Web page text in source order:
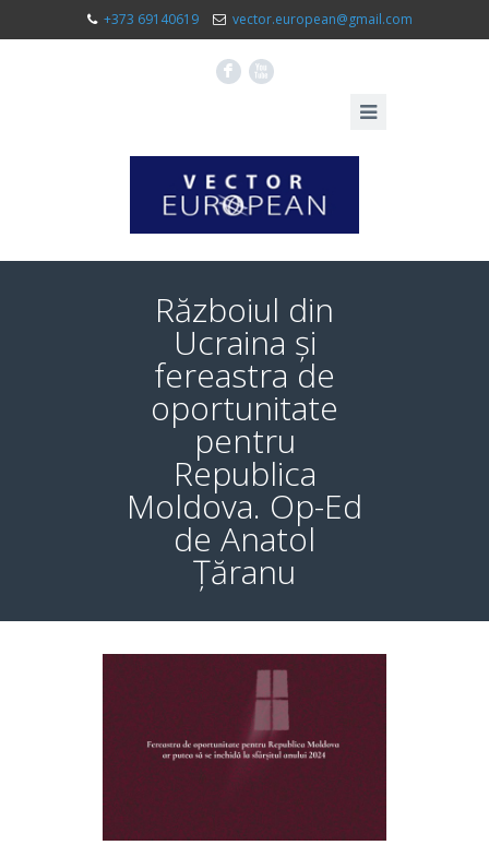
+373 69140619 vector.european@gmail.com
F X
Războiul din
Ucraina și
fereastra de
oportunitate
pentru
Republica
Moldova. Op-Ed
de Anatol
Țăranu